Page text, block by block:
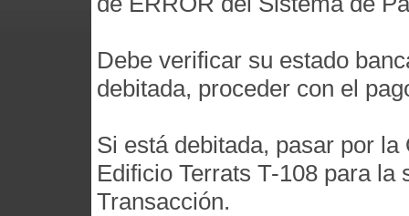
Debe verificar su estado
debitada, proceder con el
Si está debitada, pasar por
Edificio Terrats T-108 para la
Transacción.